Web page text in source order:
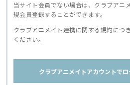
当サイト会員でない場合は、クラブアニ
規会員登録することができます。
クラブアニメイト連携に関する規約につ
ください。
クラブアニメイトアカウントで